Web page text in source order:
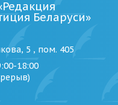
Беларуси»
5 , пом. 405
18:00